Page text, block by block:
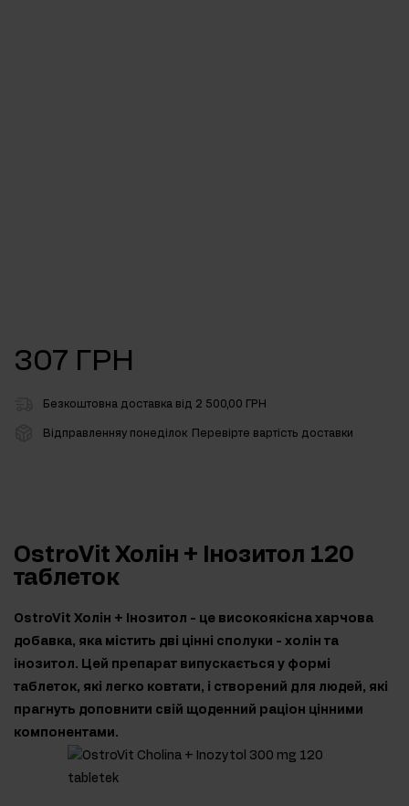
307 ГРН
Безкоштовна доставка від 2 500,00 ГРН
Відправленняу понеділок Перевірте вартість доставки
OstroVit Холін + Інозитол 120
таблеток
OstroVit Холін + Інозитол - це високоякісна харчова
добавка, яка містить дві цінні сполуки - холін та
інозитол. Цей препарат випускається у формі
таблеток, які легко ковтати, і створений для людей, які
прагнуть доповнити свій щоденний раціон цінними
компонентами.